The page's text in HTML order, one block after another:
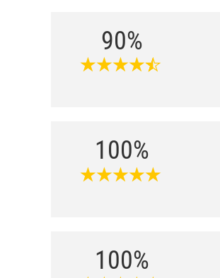
90%
100%
100%